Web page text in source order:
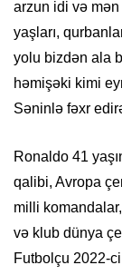
arzun idi və
yaşları,
yolu bizdən ala
həmişəki kimi
Səninlə fəxr
Ronaldo 41
qalibi, Avropa
milli
və klub dünya
Futbolçu 2022-